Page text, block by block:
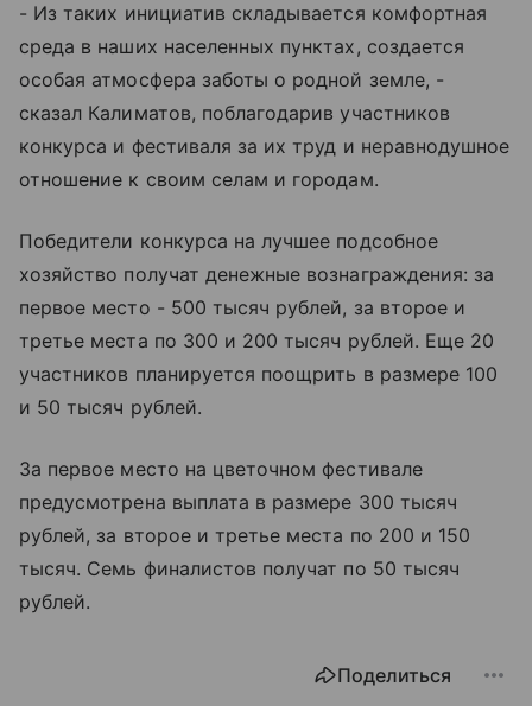
- Из таких инициатив складывается комфортная
среда в наших населенных пунктах, создается
особая атмосфера заботы о родной земле, -
сказал Калиматов, поблагодарив участников
конкурса и фестиваля за их труд и неравнодушное
отношение к своим селам и городам.
Победители конкурса на лучшее подсобное
хозяйство получат денежные вознаграждения: за
первое место - 500 тысяч рублей, за второе и
третье места по 300 и 200 тысяч рублей. Еще 20
участников планируется поощрить в размере 100
и 50 тысяч рублей.
За первое место на цветочном фестивале
предусмотрена выплата в размере 300 тысяч
рублей, за второе и третье места по 200 и 150
тысяч. Семь финалистов получат по 50 тысяч
рублей.
Поделиться